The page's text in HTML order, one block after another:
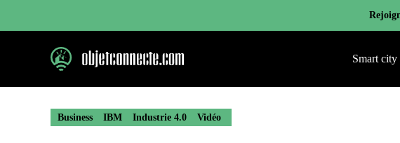
Smart city
Business IBM Industrie 4.0 Vidéo